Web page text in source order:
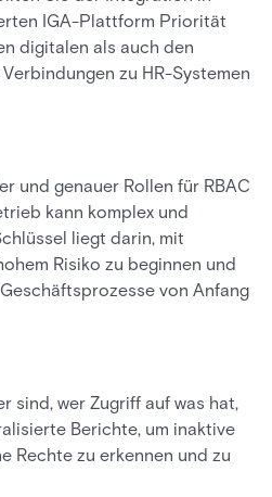
IGA-Plattform Priorität
digitalen als auch den
zu HR-Systemen
und genauer Rollen für RBAC
kann komplex und
liegt darin, mit
Risiko zu beginnen und
von Anfang
sind, wer Zugriff auf was hat,
Berichte, um inaktive
Rechte zu erkennen und zu